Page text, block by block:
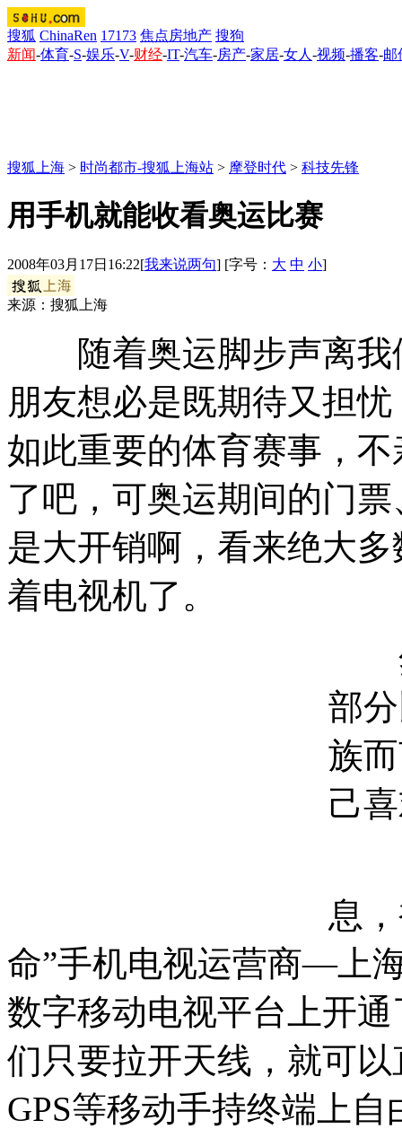
搜狐 ChinaRen 17173 焦点房地产 搜狗
新闻-体育-S-娱乐-V-财经-IT-汽车-房产-家居-女人 -视频-播客-邮
搜狐上海 > 时尚都市-搜狐上海站 > 摩登时代 > 科技先锋
用手机就能收看奥运比赛
2008年03月17日16:22[我来说两句] [字号： 大 中 小]
来源：搜狐上海
随着奥运脚步声离我
朋友想必是既期待又担
如此重要的体育赛事，
了吧，可奥运期间的门
是大开销啊，看来绝大
着电视机了。
然
部
族
己
息
命”手机电视运营商—上
数字移动电视平台上开
们只要拉开天线，就可
GPS等移动手持终端上